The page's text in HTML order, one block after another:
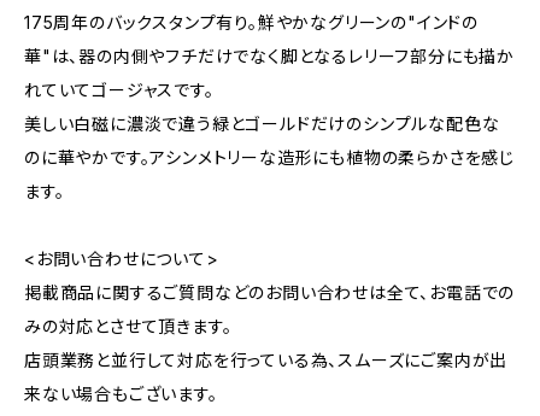
175周年のバックスタンプ有り。鮮やかなグリーンの"インドの
華"は、器の内側やフチだけでなく脚となるレリーフ部分にも描か
れていてゴージャスです。
美しい白磁に濃淡で違う緑とゴールドだけのシンプルな配色な
のに華やかです。アシンメトリーな造形にも植物の柔らかさを感じ
ます。
<お問い合わせについて>
掲載商品に関するご質問などのお問い合わせは全て、お電話での
みの対応とさせて頂きます。
店頭業務と並行して対応を行っている為、スムーズにご案内が出
来ない場合もございます。